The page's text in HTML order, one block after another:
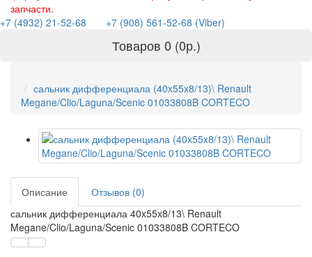
запчасти.
+7 (4932) 21-52-68
+7 (908) 561-52-68 (Viber)
Товаров 0 (0р.)
сальник дифференциала (40x55x8/13)\ Renault
Megane/Clio/Laguna/Scenic 01033808B CORTECO
Описание
Отзывов (0)
сальник дифференциала 40x55x8/13\ Renault
Megane/Clio/Laguna/Scenic 01033808B CORTECO